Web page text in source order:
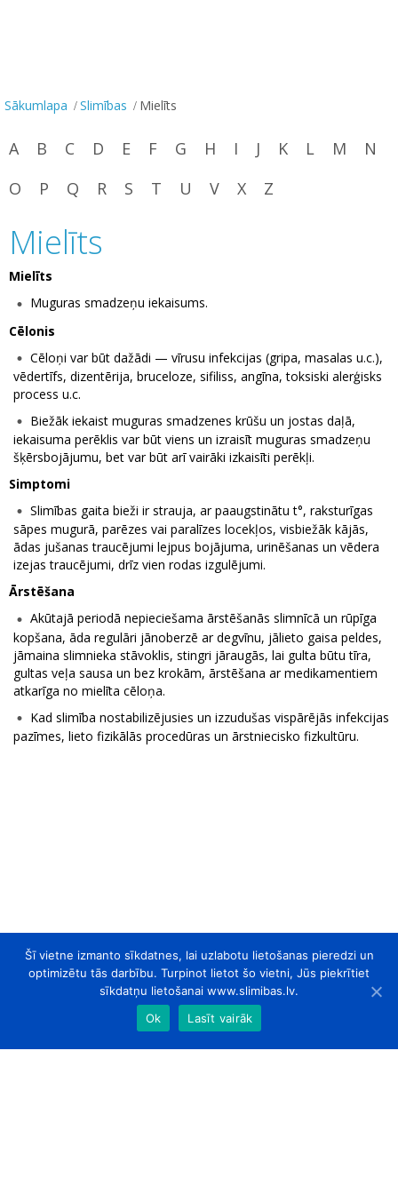
Sākumlapa Slimības Mielīts
A B C D E F G H I J K L M
N
O
P Q R S T U V X Z
Mielīts
Mielīts
Muguras smadzeņu iekaisums.
Cēlonis
Cēloņi var būt dažādi — vīrusu infekcijas (gripa, masalas u.c.),
vēdertīfs, dizentērija, bruceloze, sifiliss, angīna, toksiski alerģisks
process u.c.
Biežāk iekaist muguras smadzenes krūšu un jostas daļā,
iekaisuma perēklis var būt viens un izraisīt muguras smadzeņu
šķērsbojājumu, bet var būt arī vairāki izkaisīti perēkļi.
Simptomi
Slimības gaita bieži ir strauja, ar paaugstinātu t°, raksturīgas
sāpes mugurā, parēzes vai paralīzes locekļos, visbiežāk kājās,
ādas jušanas traucējumi lejpus bojājuma, urinēšanas un vēdera
izejas traucējumi, drīz vien rodas izgulējumi.
Ārstēšana
Akūtajā periodā nepieciešama ārstēšanās slimnīcā un rūpīga
kopšana, āda regulāri jānoberzē ar degvīnu, jālieto gaisa peldes,
jāmaina slimnieka stāvoklis, stingri jāraugās, lai gulta būtu tīra,
gultas veļa sausa un bez krokām, ārstēšana ar medikamentiem
atkarīga no mielīta cēloņa.
Kad slimība nostabilizējusies un izzudušas vispārējās infekcijas
pazīmes, lieto fizikālās procedūras un ārstniecisko fizkultūru.
Šī vietne izmanto sīkdatnes, lai uzlabotu lietošanas pieredzi un
optimizētu tās darbību. Turpinot lietot šo vietni, Jūs piekrītiet
sīkdatņu lietošanai www.slimibas.lv.
Ok
Lasīt vairāk